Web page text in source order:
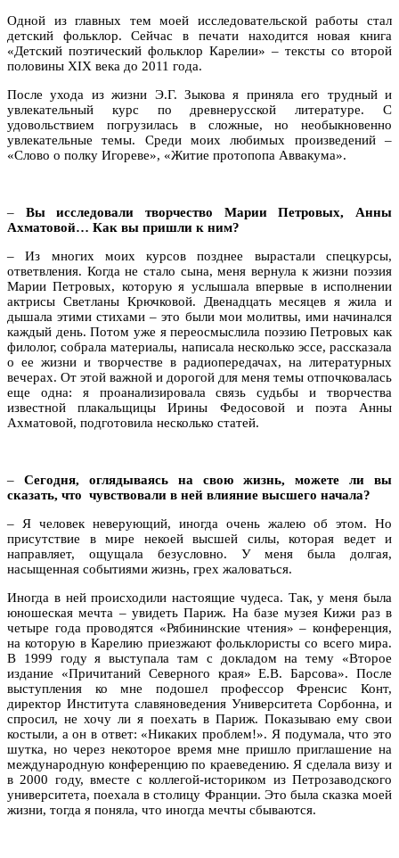
Одной из главных тем моей исследовательской работы стал
детский фольклор. Сейчас в печати находится новая книга
«Детский поэтический фольклор Карелии» – тексты со второй
половины XIX века до 2011 года.
После ухода из жизни Э.Г. Зыкова я приняла его трудный и
увлекательный курс по древнерусской литературе. С
удовольствием погрузилась в сложные, но необыкновенно
увлекательные темы. Среди моих любимых произведений –
«Слово о полку Игореве», «Житие протопопа Аввакума».
– Вы исследовали творчество Марии Петровых, Анны
Ахматовой… Как вы пришли к ним?
– Из многих моих курсов позднее вырастали спецкурсы,
ответвления. Когда не стало сына, меня вернула к жизни поэзия
Марии Петровых, которую я услышала впервые в исполнении
актрисы Светланы Крючковой. Двенадцать месяцев я жила и
дышала этими стихами – это были мои молитвы, ими начинался
каждый день. Потом уже я переосмыслила поэзию Петровых как
филолог, собрала материалы, написала несколько эссе, рассказала
о ее жизни и творчестве в радиопередачах, на литературных
вечерах. От этой важной и дорогой для меня темы отпочковалась
еще одна: я проанализировала связь судьбы и творчества
известной плакальщицы Ирины Федосовой и поэта Анны
Ахматовой, подготовила несколько статей.
– Сегодня, оглядываясь на свою жизнь, можете ли вы
сказать, что чувствовали в ней влияние высшего начала?
– Я человек неверующий, иногда очень жалею об этом. Но
присутствие в мире некоей высшей силы, которая ведет и
направляет, ощущала безусловно. У меня была долгая,
насыщенная событиями жизнь, грех жаловаться.
Иногда в ней происходили настоящие чудеса. Так, у меня была
юношеская мечта – увидеть Париж. На базе музея Кижи раз в
четыре года проводятся «Рябининские чтения» – конференция,
на которую в Карелию приезжают фольклористы со всего мира.
В 1999 году я выступала там с докладом на тему «Второе
издание «Причитаний Северного края» Е.В. Барсова». После
выступления ко мне подошел профессор Френсис Конт,
директор Института славяноведения Университета Сорбонна, и
спросил, не хочу ли я поехать в Париж. Показываю ему свои
костыли, а он в ответ: «Никаких проблем!». Я подумала, что это
шутка, но через некоторое время мне пришло приглашение на
международную конференцию по краеведению. Я сделала визу и
в 2000 году, вместе с коллегой-историком из Петрозаводского
университета, поехала в столицу Франции. Это была сказка моей
жизни, тогда я поняла, что иногда мечты сбываются.